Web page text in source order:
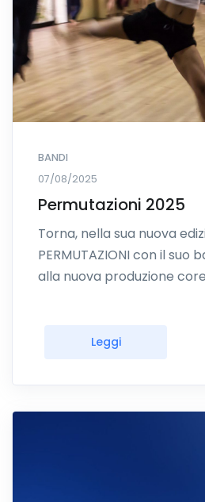
BANDI
07/08/2025
Permutazioni 2025
Torna, nella sua nuova
PERMUTAZIONI con il suo
alla nuova produzione
Leggi